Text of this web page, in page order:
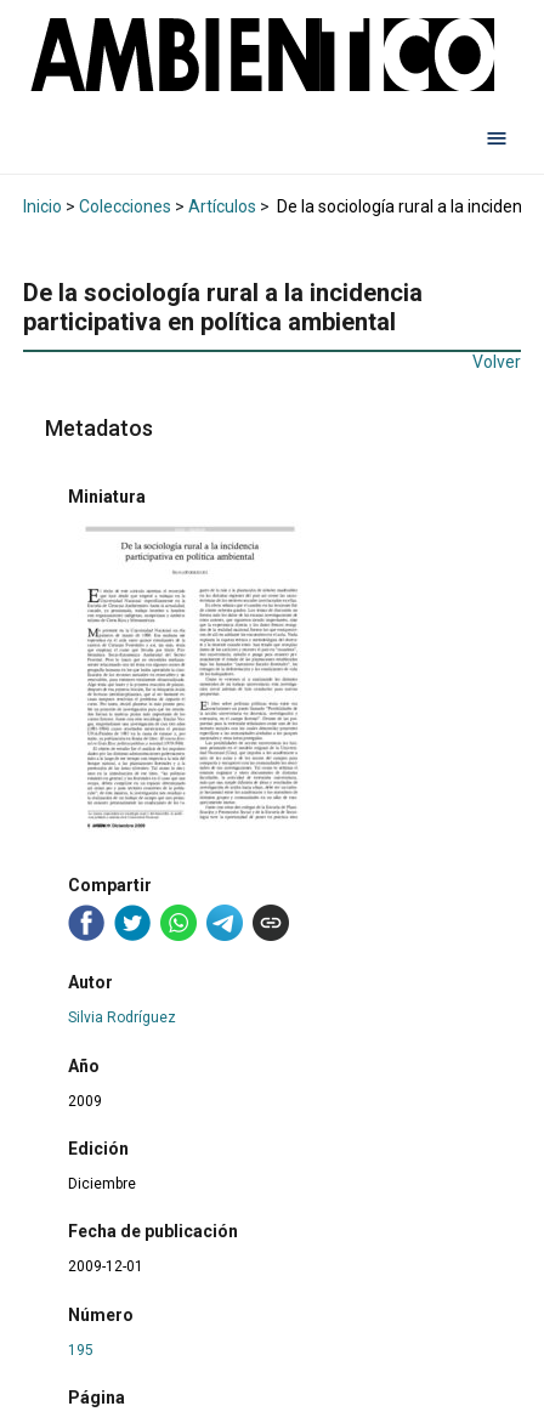
Inicio > Colecciones > Artículos > De la sociología rural a la
De la sociología rural a la incidencia
participativa en política ambiental
Volver
Metadatos
Miniatura
Compartir
Autor
Silvia Rodríguez
Año
2009
Edición
Diciembre
Fecha de publicación
2009-12-01
Número
195
Página